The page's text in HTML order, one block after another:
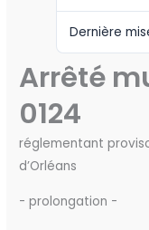
Dernière
Arrêté
0124
réglementant
d’Orléans
- prolongation -